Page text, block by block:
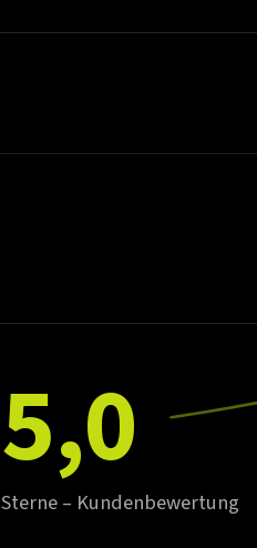
5,0
Sterne – Kundenbewertung